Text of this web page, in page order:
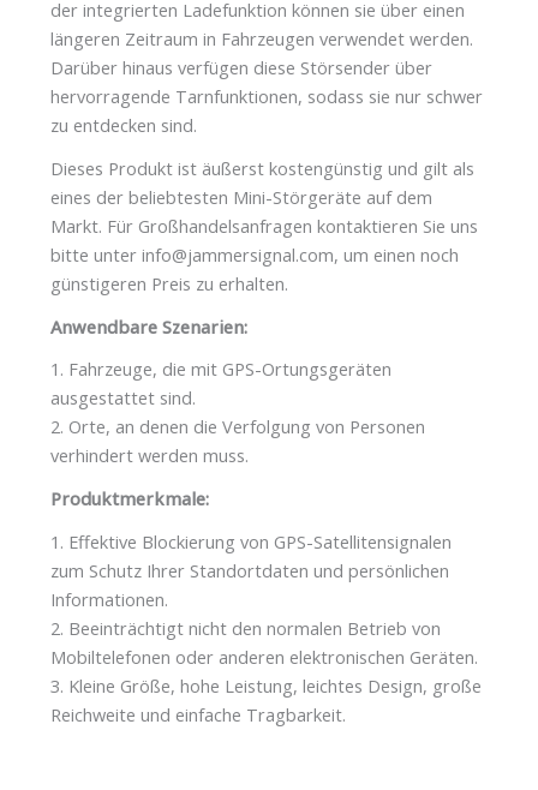
der integrierten Ladefunktion können sie über einen
längeren Zeitraum in Fahrzeugen verwendet werden.
Darüber hinaus verfügen diese Störsender über
hervorragende Tarnfunktionen, sodass sie nur schwer
zu entdecken sind.
Dieses Produkt ist äußerst kostengünstig und gilt als
eines der beliebtesten Mini-Störgeräte auf dem
Markt. Für Großhandelsanfragen kontaktieren Sie uns
bitte unter info@jammersignal.com, um einen noch
günstigeren Preis zu erhalten.
Anwendbare Szenarien:
1. Fahrzeuge, die mit GPS-Ortungsgeräten
ausgestattet sind.
2. Orte, an denen die Verfolgung von Personen
verhindert werden muss.
Produktmerkmale:
1. Effektive Blockierung von GPS-Satellitensignalen
zum Schutz Ihrer Standortdaten und persönlichen
Informationen.
2. Beeinträchtigt nicht den normalen Betrieb von
Mobiltelefonen oder anderen elektronischen Geräten.
3. Kleine Größe, hohe Leistung, leichtes Design, große
Reichweite und einfache Tragbarkeit.